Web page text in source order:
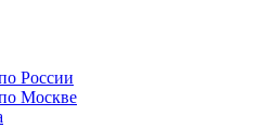
России
Москве